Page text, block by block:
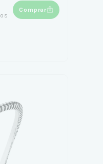
Comprar